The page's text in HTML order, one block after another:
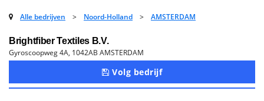
Alle bedrijven > Noord-Holland > AMSTERDAM
Brightfiber Textiles B.V.
Gyroscoopweg 4A, 1042AB AMSTERDAM
Volg bedrijf